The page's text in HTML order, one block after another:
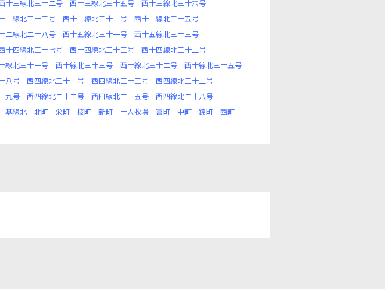
十三線北三十二号 西十三線北三十五号
西十三線北三十六号
二線北三十三号 西十二線北三十二号
西十二線北三十五号
二線北二十八号 西十五線北三十一号
西十五線北三十三号
十四線北三十七号 西十四線北三十三号
西十四線北三十二号
線北三十一号 西十線北三十三号 西十線北三十二号
西十線北三十五号
八号 西四線北三十一号 西四線北三十三号
西四線北三十二号
九号 西四線北二十二号 西四線北二十五号
西四線北二十八号
基線北 北町 栄町 桜町 新町 十人牧場 富町 中町 錦町
西町